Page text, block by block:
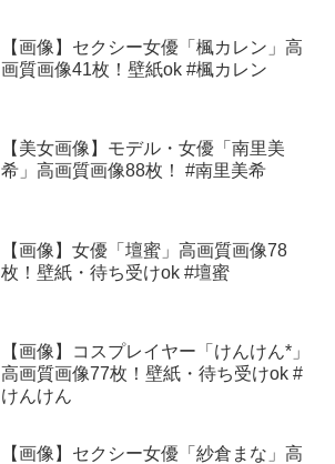
【画像】セクシー女優「楓カレン」高
画質画像41枚！壁紙ok #楓カレン
【美女画像】モデル・女優「南里美
希」高画質画像88枚！ #南里美希
【画像】女優「壇蜜」高画質画像78
枚！壁紙・待ち受けok #壇蜜
【画像】コスプレイヤー「けんけん*」
高画質画像77枚！壁紙・待ち受けok #
けんけん
【画像】セクシー女優「紗倉まな」高